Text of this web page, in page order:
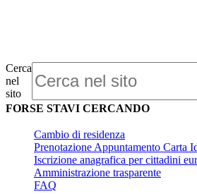
Cerca
nel
sito
FORSE STAVI CERCANDO
Cambio di residenza
Prenotazione Appuntamento Carta
Iscrizione anagrafica per cittadini
Amministrazione trasparente
FAQ